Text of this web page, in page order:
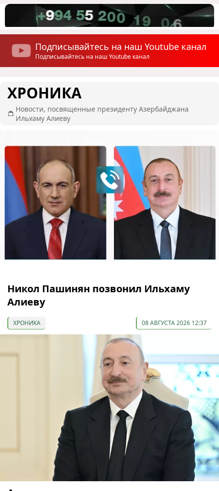
Подписывайтесь на наш Youtube канал
Подписывайтесь на наш Youtube канал
ХРОНИКА
Новости, посвященные президенту Азербайджана
Ильхаму Алиеву
Никол Пашинян позвонил Ильхаму
Алиеву
ХРОНИКА 08 АВГУСТА 2026 12:37